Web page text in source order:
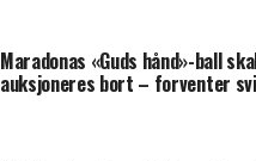
Maradonas «Guds hånd»-ball
auksjoneres bort – forventer